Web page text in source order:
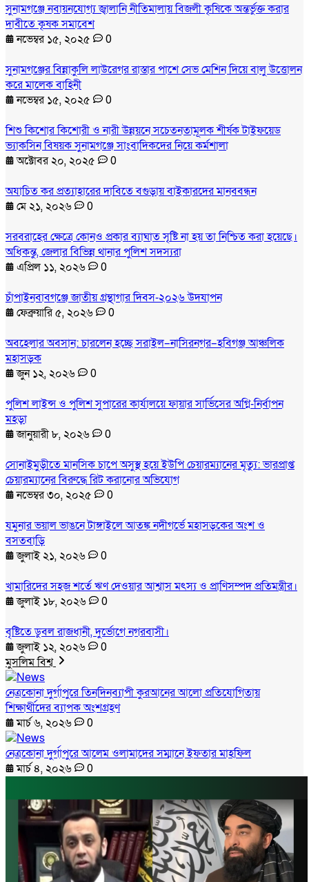
সুনামগঞ্জে নবায়নযোগ্য জ্বালানি নীতিমালায় বিজলী কৃষিকে অন্তর্ভুক্ত করার
দাবীতে কৃষক সমাবেশ
নভেম্বর ১৫, ২০২৫
0
সুনামগঞ্জের বিন্নাকুলি লাউরেগর রাস্তার পাশে সেভ মেশিন দিয়ে বালু উত্তোলন
করে মালেক বাহিনী
নভেম্বর ১৫, ২০২৫
0
শিশু কিশোর কিশোরী ও নারী উন্নয়নে সচেতনতামূলক শীর্ষক টাইফয়েড
ভ্যাকসিন বিষয়ক সুনামগঞ্জে সাংবাদিকদের নিয়ে কর্মশালা
অক্টোবর ২০, ২০২৫
0
অযাচিত কর প্রত্যাহারের দাবিতে বগুড়ায় বাইকারদের মানববন্ধন
মে ২১, ২০২৬
0
সরবরাহের ক্ষেত্রে কোনও প্রকার ব্যাঘাত সৃষ্টি না হয় তা নিশ্চিত করা হয়েছে।
অধিকন্তু, জেলার বিভিন্ন থানার পুলিশ সদস্যরা
এপ্রিল ১১, ২০২৬
0
চাঁপাইনবাবগঞ্জে জাতীয় গ্রন্থাগার দিবস-২০২৬ উদযাপন
ফেব্রুয়ারি ৫, ২০২৬
0
অবহেলার অবসান: চারলেন হচ্ছে সরাইল–নাসিরনগর–হবিগঞ্জ আঞ্চলিক
মহাসড়ক
জুন ১২, ২০২৬
0
পুলিশ লাইন্স ও পুলিশ সুপারের কার্যালয়ে ফায়ার সার্ভিসের অগ্নি-নির্বাপন
মহড়া
জানুয়ারী ৮, ২০২৬
0
সোনাইমুড়ীতে মানসিক চাপে অসুস্থ হয়ে ইউপি চেয়ারম্যানের মৃত্যু: ভারপ্রাপ্ত
চেয়ারম্যানের বিরুদ্ধে রিট করানোর অভিযোগ
নভেম্বর ৩০, ২০২৫
0
যমুনার ভয়াল ভাঙনে টাঙ্গাইলে আতঙ্ক নদীগর্ভে মহাসড়কের অংশ ও
বসতবাড়ি
জুলাই ২১, ২০২৬
0
খামারিদের সহজ শর্তে ঋণ দেওয়ার আশ্বাস মৎস্য ও প্রাণিসম্পদ প্রতিমন্ত্রীর।
জুলাই ১৮, ২০২৬
0
বৃষ্টিতে ডুবল রাজধানী, দুর্ভোগে নগরবাসী।
জুলাই ১২, ২০২৬
0
মুসলিম বিশ্ব
নেত্রকোনা দুর্গাপুরে তিনদিনব্যাপী কুরআনের আলো প্রতিযোগিতায়
শিক্ষার্থীদের ব্যাপক অংশগ্রহণ
মার্চ ৬, ২০২৬
0
নেত্রকোনা দুর্গাপুরে আলেম ওলামাদের সম্মানে ইফতার মাহফিল
মার্চ ৪, ২০২৬
0